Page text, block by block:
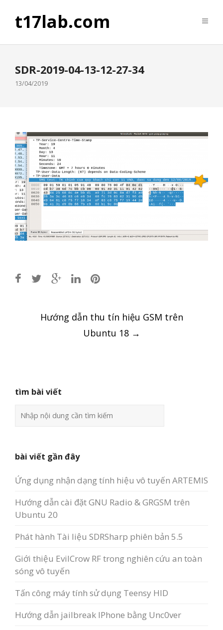
t17lab.com
SDR-2019-04-13-12-27-34
13/04/2019
Post
navigation
Hướng dẫn thu tín hiệu GSM trên
Ubuntu 18 →
tìm bài viết
bài viết gần đây
Ứng dụng nhận dạng tính hiệu vô tuyến ARTEMIS
Hướng dẫn cài đặt GNU Radio & GRGSM trên
Ubuntu 20
Phát hành Tài liệu SDRSharp phiên bản 5.5
Giới thiệu EvilCrow RF trong nghiên cứu an toàn
sóng vô tuyến
Tấn công máy tính sử dụng Teensy HID
Hướng dẫn jailbreak IPhone bằng Unc0ver